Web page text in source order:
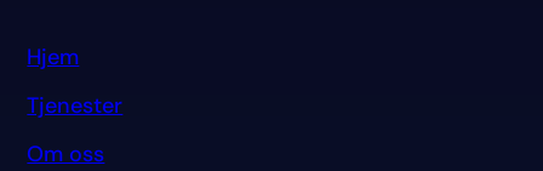
Hjem
Tjenester
Om oss